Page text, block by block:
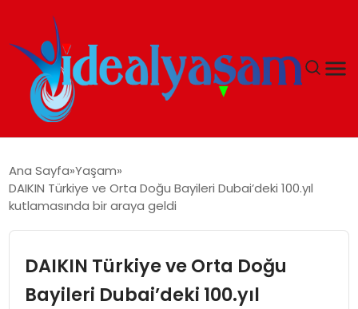
GÜNDEM
Ana Sayfa Yaşam
DAIKIN Türkiye ve Orta Doğu Bayileri Dubai’deki 100.yıl
kutlamasında bir araya geldi
DAIKIN Türkiye ve Orta Doğu
Bayileri Dubai’deki 100.yıl